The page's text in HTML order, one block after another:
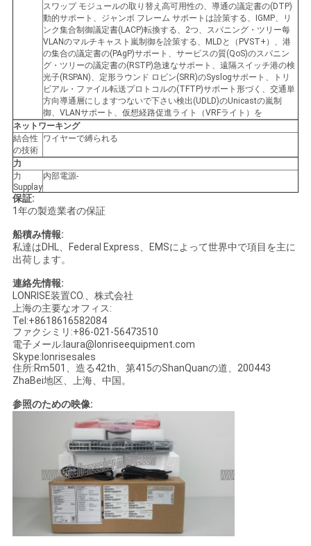
SITEMAP
ラ
イ
バ
シ
ー
ポ
リ
シ
ー
スワップ モジュールの取り替え高可用性の、導通の議定書の(DTP)
動的サポート、ジャンボ フレーム サポートは詮策する、IGMP、リ
ンク集合制御議定書(LACP)転換する、2つ、スパニング・ツリー每
VLANのマルチキャスト嵐制御を詮策する、MLDと（PVST+）、港
の集合の議定書の(PAgP)サポート、サービスの質(QoS)のスパニン
グ・ツリーの議定書の(RSTP)急速なサポート、遠隔スイッチ港の検
光子(RSPAN)、定形ラウンド ロビン(SRR)のSyslogサポート、トリ
ビアル・ファイル転送プロトコルの(TFTP)サポート形づく、交通単
方向導通層にしますつないで下さい検出(UDLD)のUnicastの嵐制
御、VLANサポート、仮想経路促進ライト（VRFライト）を
ネットワーキング
結合性
の技術
ワイヤーで縛られる
力
力
Supplay
内部電源-
保証:
1年の製造業者の保証
船積み情報:
私達はDHL、Federal Express、EMSによって世界中で項目を主に
出荷します。
連絡先情報:
LONRISE装置CO.、株式会社
上海の主要なオフィス:
Tel:+8618616582084
ファクシミリ:+86-021-56473510
電子メール:laura@lonriseequipment.com
Skype:lonrisesales
住所:Rm501、造る42th、第415のShanQuanの道、200443
ZhaBei地区、上海、中国。
参照のための映像: